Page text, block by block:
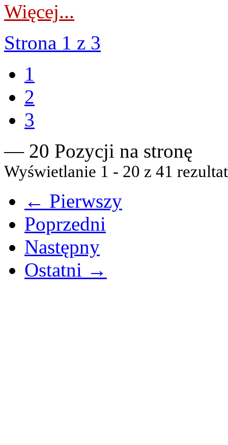
Więcej...
Strona 1 z 3
1
2
3
— 20 Pozycji na stronę
Wyświetlanie 1 - 20 z 41
← Pierwszy
Poprzedni
Następny
Ostatni →